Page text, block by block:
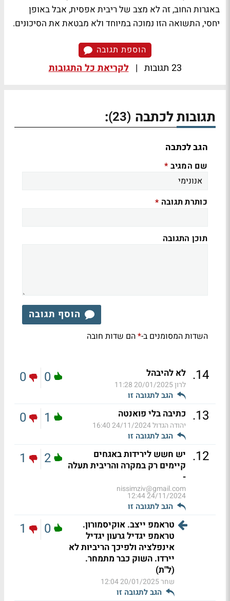
באגרות החוב, זה לא מצב של ריבית אפסית, אבל באופן
יחסי, התשואה הזו נמוכה במיוחד ולא מבטאת את הסיכונים.
הוספת תגובה
23 תגובות | לקריאת כל התגובות
תגובות לכתבה (23)
:
הגב לכתבה
שם המגיב *
כותרת תגובה *
תוכן התגובה
הוסף תגובה
השדות המסומנים ב-*הם שדות חובה
14
. לא להיבהל
לרון20/01/2025 11:28
הגב לתגובה זו
0
0
13
. כתיבה בלי פואנטה
יהודה הגדול24/11/2024 16:40
הגב לתגובה זו
1
0
12
. יש חשש לירידות באגחים
קיימים רק במקרה והריבית תעלה
-
nissimziv@gmail.com
24/11/2024 12:44
הגב לתגובה זו
2
1
טראמפ ייצב. אוקיסמורון.
טראמפ יגדיל גרעון יגדיל
אינפלציה ולפיכך הריביות לא
יירדו. השוק כבר מתמחר.
(ל"ת)
שחר20/01/2025 12:04
הגב לתגובה זו
0
1